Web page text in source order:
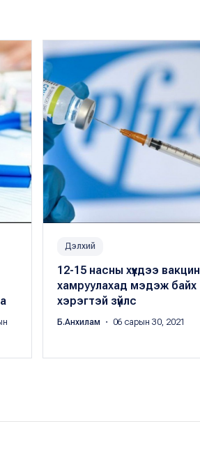
Дэлхий
12-15 насны хүүхдээ вакцин
хамруулахад мэдэж байх
хэрэгтэй зүйлс
Б.Анхилам ・ 06 сарын 30, 2021